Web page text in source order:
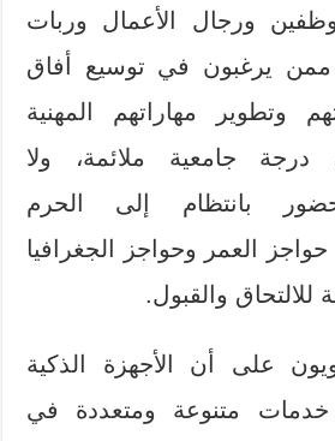
ورجال الأعمال وربات
ممن يرغبون في توسيع أفاق
وتطوير مهاراتهم المهنية
جامعية ملائمة، ولا
بانتظام إلى الحرم
العمر وحواجز الجغرافيا
للالتحاق والقبول.
على أن الأجهزة الذكية
خدمات متنوعة ومتعددة في